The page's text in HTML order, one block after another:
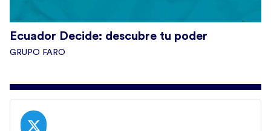
Ecuador Decide: descubre tu poder
GRUPO FARO